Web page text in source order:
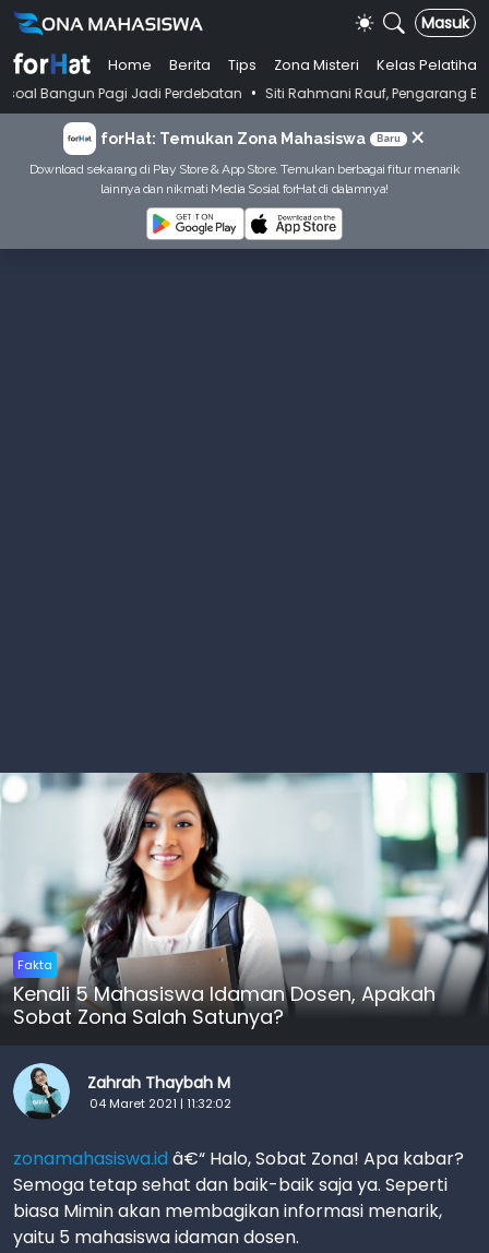
Masuk
Home Berita Tips Zona Misteri
Kelas Pelatihan
Jadi Perdebatan • Siti Rahmani Rauf, Pengarang Buku Bahasa
forHat: Temukan Zona Mahasiswa Baru ×
Download sekarang di Play Store & App Store. Temukan berbagai fitur menarik
lainnya dan nikmati Media Sosial forHat di dalamnya!
Fakta
Kenali 5 Mahasiswa Idaman Dosen, Apakah
Sobat Zona Salah Satunya?
Zahrah Thaybah M
04 Maret 2021 | 11:32:02
zonamahasiswa.id â€“ Halo, Sobat Zona! Apa kabar?
Semoga tetap sehat dan baik-baik saja ya. Seperti
biasa Mimin akan membagikan informasi menarik,
yaitu 5 mahasiswa idaman dosen.